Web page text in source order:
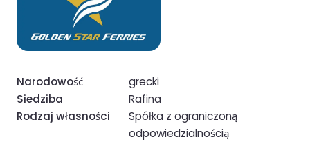
Narodowość
grecki
Siedziba
Rafina
Rodzaj własności
Spółka z ograniczoną
odpowiedzialnością